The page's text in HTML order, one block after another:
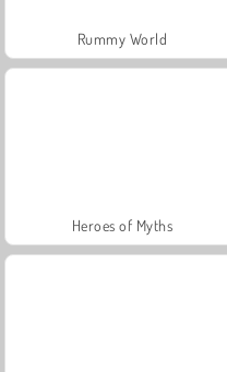
Rummy World
Heroes of Myths